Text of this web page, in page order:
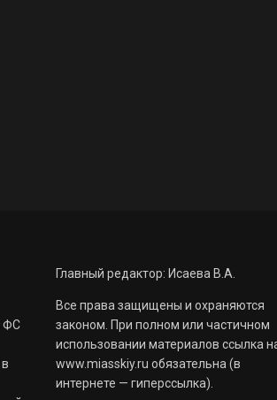
ФС
Главный редактор: Исаева В.А.
Все права защищены и охраняются
законом. При полном или частичном
использовании материалов ссылка
www.miasskiy.ru обязательна (в
интернете — гиперссылка).